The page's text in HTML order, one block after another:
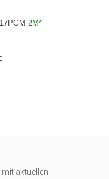
17PGM 2M*
aktuellen